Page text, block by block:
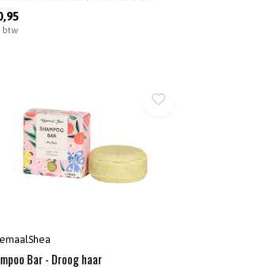
btw
Bar - Droog haar